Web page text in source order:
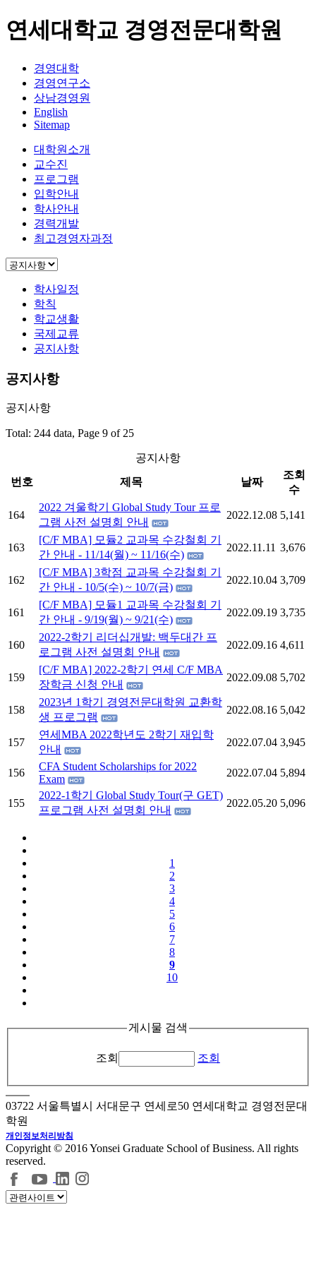
연세대학교 경영전문대학원
경영대학
경영연구소
상남경영원
English
Sitemap
대학원소개
교수진
프로그램
입학안내
학사안내
경력개발
최고경영자과정
학사일정
학칙
학교생활
국제교류
공지사항
공지사항
공지사항
Total: 244 data, Page 9 of 25
공지사항
번호
제목 날짜
조회
수
164
2022 겨울학기 Global Study Tour 프로
그램 사전 설명회 안내
2022.12.08 5,141
163
[C/F MBA] 모듈2 교과목 수강철회 기
간 안내 - 11/14(월) ~ 11/16(수)
2022.11.11 3,676
162
[C/F MBA] 3학점 교과목 수강철회 기
간 안내 - 10/5(수) ~ 10/7(금)
2022.10.04 3,709
161
[C/F MBA] 모듈1 교과목 수강철회 기
간 안내 - 9/19(월) ~ 9/21(수)
2022.09.19 3,735
160
2022-2학기 리더십개발: 백두대간 프
로그램 사전 설명회 안내
2022.09.16 4,611
159
[C/F MBA] 2022-2학기 연세 C/F MBA
장학금 신청 안내
2022.09.08 5,702
158
2023년 1학기 경영전문대학원 교환학
생 프로그램
2022.08.16 5,042
157
연세MBA 2022학년도 2학기 재입학
안내
2022.07.04 3,945
156
CFA Student Scholarships for 2022
Exam
2022.07.04 5,894
155
2022-1학기 Global Study Tour(구 GET)
프로그램 사전 설명회 안내
2022.05.20 5,096
1
2
3
4
5
6
7
8
9
10
게시물 검색
조회 조회
03722 서울특별시 서대문구 연세로50 연세대학교 경영전문대
학원
개인정보처리방침
Copyright © 2016 Yonsei Graduate School of Business. All rights
reserved.